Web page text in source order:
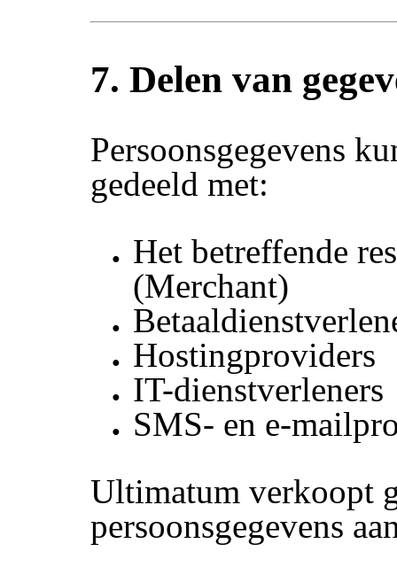
7. Delen van
Persoonsgegevens
gedeeld met:
Het betreffende
(Merchant)
Hostingproviders
IT-dienstverleners
SMS- en e-
Ultimatum verkoopt
persoonsgegevens